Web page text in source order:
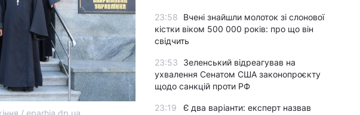
/ eparhia.dp.ua
23:58
Вчені знайшли молоток зі слонової
кістки віком 500 000 років: про що він
свідчить
23:53
Зеленський відреагував на
ухвалення Сенатом США законопроєкту
щодо санкцій проти РФ
23:19
Є два варіанти: експерт назвав